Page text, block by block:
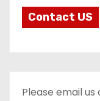
Contact US
Please email us